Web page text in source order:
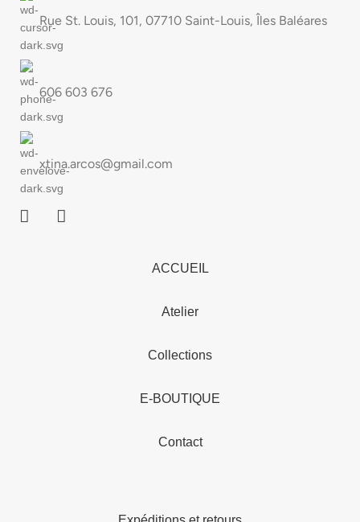
Rue St. Louis, 101, 07710 Saint-Louis, Îles Baléares
606 603 676
xtina.arcos@gmail.com
ACCUEIL
Atelier
Collections
E-BOUTIQUE
Contact